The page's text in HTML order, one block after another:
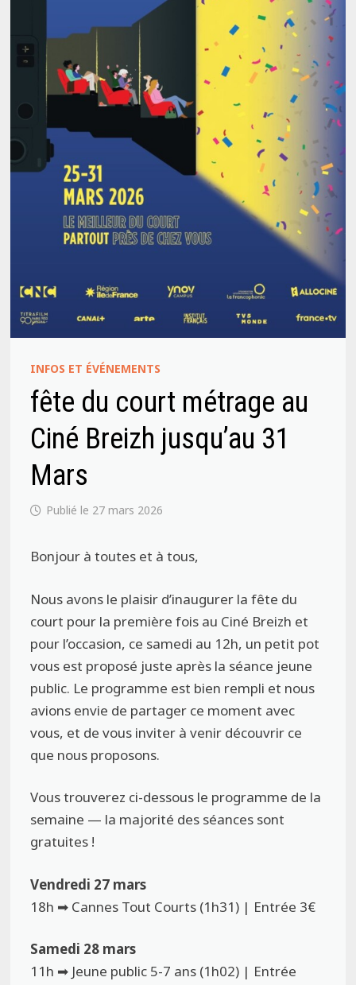
INFOS ET ÉVÉNEMENTS
fête du court métrage au
Ciné Breizh jusqu’au 31
Mars
27 mars 2026
Bonjour à toutes et à tous,
Nous avons le plaisir d’inaugurer la fête du
court pour la première fois au Ciné Breizh et
pour l’occasion, ce samedi au 12h, un petit pot
vous est proposé juste après la séance jeune
public. Le programme est bien rempli et nous
avions envie de partager ce moment avec
vous, et de vous inviter à venir découvrir ce
que nous proposons.
Vous trouverez ci-dessous le programme de la
semaine — la majorité des séances sont
gratuites !
Vendredi 27 mars
18h ➡ Cannes Tout Courts (1h31) | Entrée 3€
Samedi 28 mars
11h ➡ Jeune public 5-7 ans (1h02) | Entrée